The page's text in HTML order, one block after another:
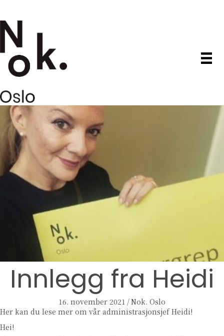
Innlegg fra Heidi
16. november 2021 /Nok. Oslo
Her kan du lese mer om vår administrasjonsjef Heidi!
Hei!